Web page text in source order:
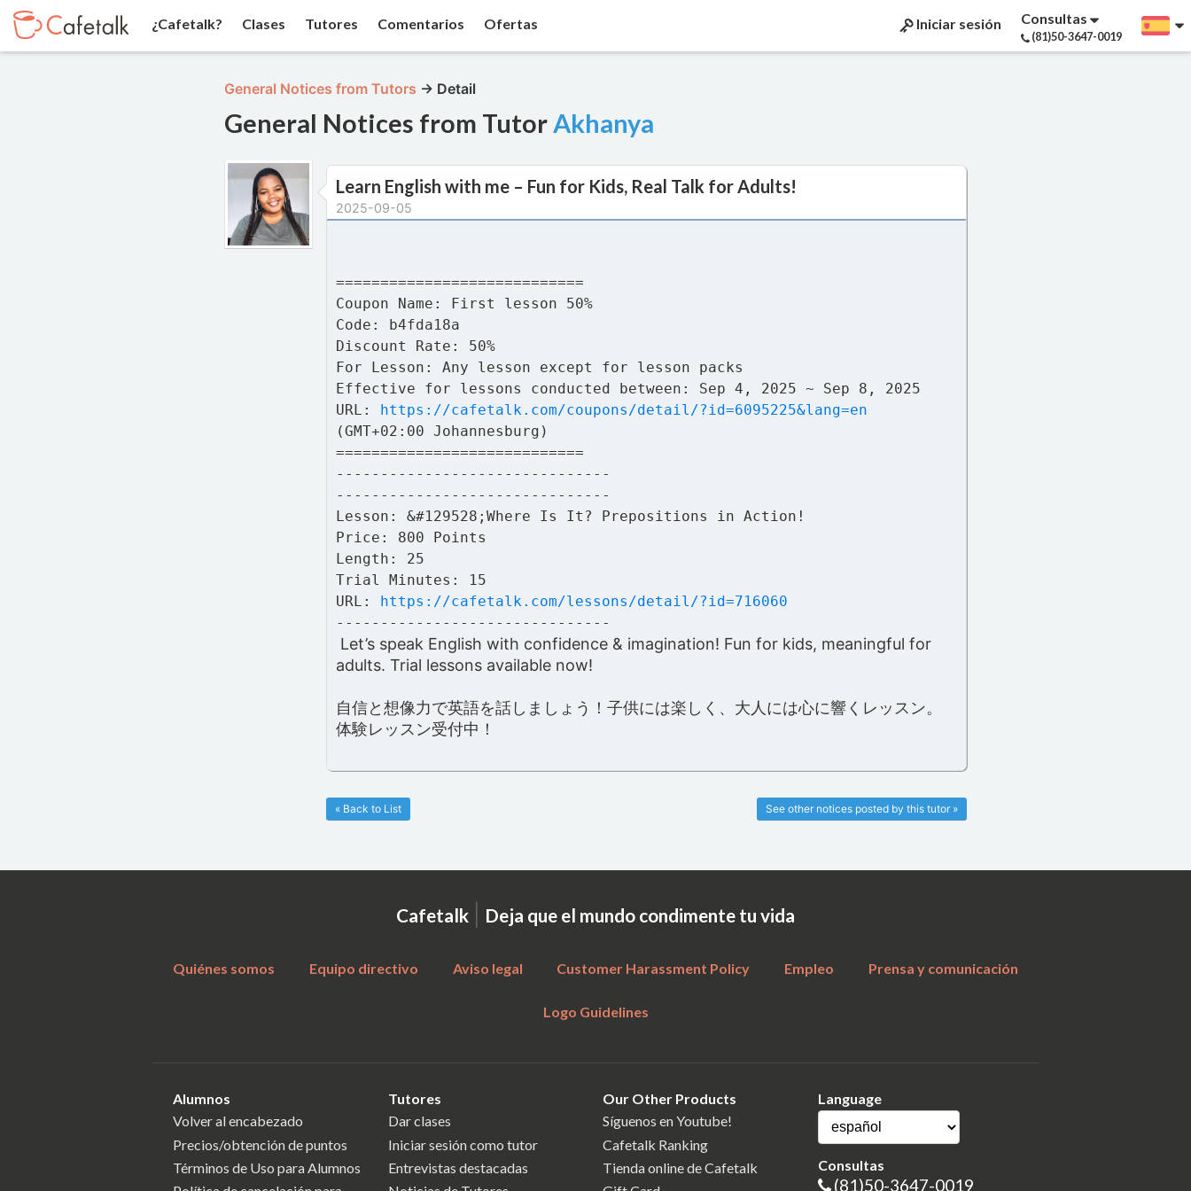
¿Cafetalk? Clases Tutores Comentarios Ofertas Iniciar sesión Consultas
(81)50-3647-0019
General Notices from Tutors → Detail
General Notices from TutorAkhanya
Learn English with me – Fun for Kids, Real Talk for Adults!
2025-09-05
============================
Coupon Name: First lesson 50%
Code: b4fda18a
Discount Rate: 50%
For Lesson: Any lesson except for lesson packs
Effective for lessons conducted between: Sep 4, 2025 ~ Sep 8, 2025
URL: https://cafetalk.com/coupons/detail/?id=6095225&lang=en
(GMT+02:00 Johannesburg)
============================
-------------------------------
-------------------------------
Lesson: &#129528;Where Is It? Prepositions in Action!
Price: 800 Points
Length: 25
Trial Minutes: 15
URL: https://cafetalk.com/lessons/detail/?id=716060
-------------------------------
Let’s speak English with confidence & imagination! Fun for kids, meaningful for
adults. Trial lessons available now!
自信と想像力で英語を話しましょう！子供には楽しく、大人には心に響くレッスン。
体験レッスン受付中！
See other notices posted by this tutor »
« Back to List
Cafetalk | Deja que el mundo condimente tu vida
Quiénes somos Equipo directivo Aviso legal Customer Harassment Policy Empleo Prensa y comunicación
Logo Guidelines
Alumnos
Volver al encabezado
Precios/obtención de puntos
Términos de Uso para Alumnos
Tutores
Dar clases
Iniciar sesión como tutor
Entrevistas destacadas
Our Other Products
Síguenos en Youtube!
Cafetalk Ranking
Tienda online de Cafetalk
Language
Consultas
(81)50-3647-0019